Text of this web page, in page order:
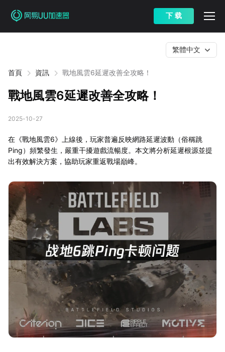
下 载
首頁 資訊 戰地風雲6延遲改善全攻略！
繁體中文
戰地風雲6延遲改善全攻略！
2025-10-27
在《戰地風雲6》上線後，玩家普遍反映網路延遲波動（俗稱跳
Ping）頻繁發生，嚴重干擾遊戲流暢度。本文將分析延遲根源並提
出有效解決方案，協助玩家重返戰場巔峰。